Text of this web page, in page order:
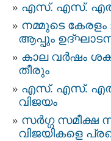
എസ്. എസ്. എൽ.
നമ്മുടെ
ആപ്പും
കാല വര്‍ഷം
തീരും
എസ്. എസ്. എല്‍.
വിജയം
സർഗ്ഗ സമീക്ഷ
വിജയികളെ